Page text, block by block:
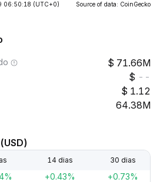
06:50:18 (UTC+0) Source of data: CoinGecko
71.66M
--
1.12
64.38M
14 dias 30 dias
+0.43% +0.73%